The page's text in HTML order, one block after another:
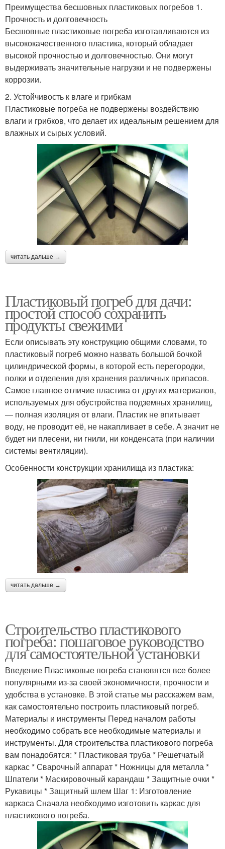
Преимущества бесшовных пластиковых погребов 1.
Прочность и долговечность
Бесшовные пластиковые погреба изготавливаются из
высококачественного пластика, который обладает
высокой прочностью и долговечностью. Они могут
выдерживать значительные нагрузки и не подвержены
коррозии.
2. Устойчивость к влаге и грибкам
Пластиковые погреба не подвержены воздействию
влаги и грибков, что делает их идеальным решением для
влажных и сырых условий.
читать дальше →
Пластиковый погреб для дачи:
простой способ сохранить
продукты свежими
Если описывать эту конструкцию общими словами, то
пластиковый погреб можно назвать большой бочкой
цилиндрической формы, в которой есть перегородки,
полки и отделения для хранения различных припасов.
Самое главное отличие пластика от других материалов,
используемых для обустройства подземных хранилищ,
— полная изоляция от влаги. Пластик не впитывает
воду, не проводит её, не накапливает в себе. А значит не
будет ни плесени, ни гнили, ни конденсата (при наличии
системы вентиляции).
Особенности конструкции хранилища из пластика:
читать дальше →
Строительство пластикового
погреба: пошаговое руководство
для самостоятельной установки
Введение Пластиковые погреба становятся все более
популярными из-за своей экономичности, прочности и
удобства в установке. В этой статье мы расскажем вам,
как самостоятельно построить пластиковый погреб.
Материалы и инструменты Перед началом работы
необходимо собрать все необходимые материалы и
инструменты. Для строительства пластикового погреба
вам понадобятся: * Пластиковая труба * Решетчатый
каркас * Сварочный аппарат * Ножницы для металла *
Шпатели * Маскировочный карандаш * Защитные очки *
Рукавицы * Защитный шлем Шаг 1: Изготовление
каркаса Сначала необходимо изготовить каркас для
пластикового погреба.